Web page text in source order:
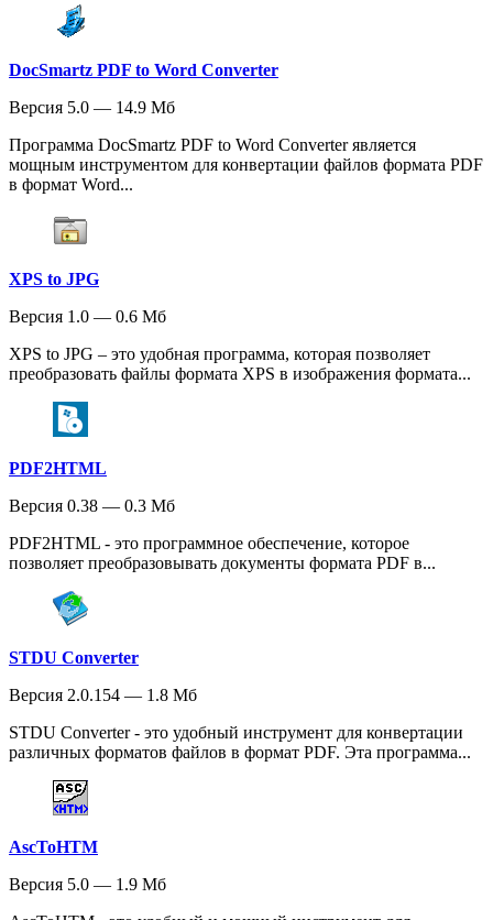
DocSmartz PDF to Word Converter
Версия 5.0 — 14.9 Мб
Программа DocSmartz PDF to Word Converter является
мощным инструментом для конвертации файлов формата PDF
в формат Word...
XPS to JPG
Версия 1.0 — 0.6 Мб
XPS to JPG – это удобная программа, которая позволяет
преобразовать файлы формата XPS в изображения формата...
PDF2HTML
Версия 0.38 — 0.3 Мб
PDF2HTML - это программное обеспечение, которое
позволяет преобразовывать документы формата PDF в...
STDU Converter
Версия 2.0.154 — 1.8 Мб
STDU Converter - это удобный инструмент для конвертации
различных форматов файлов в формат PDF. Эта программа...
AscToHTM
Версия 5.0 — 1.9 Мб